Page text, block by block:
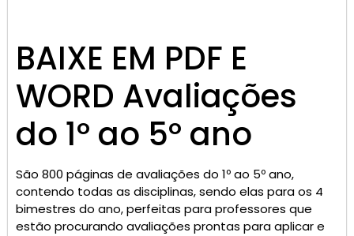
BAIXE EM PDF E
WORD Avaliações
do 1º ao 5º ano
São 800 páginas de avaliações do 1º ao 5º ano,
contendo todas as disciplinas, sendo elas para os 4
bimestres do ano, perfeitas para professores que
estão procurando avaliações prontas para aplicar e